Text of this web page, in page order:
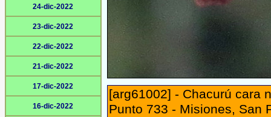
24-dic-2022
23-dic-2022
22-dic-2022
21-dic-2022
17-dic-2022
16-dic-2022
[arg61002] - Chacurú cara
Punto 733 - Misiones, San